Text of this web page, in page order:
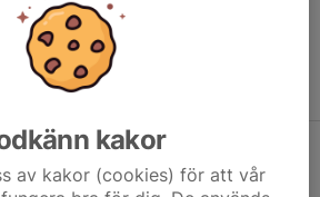
via kontaktperson
Kassör
hemsida: Kassör
kakor
av kakor (cookies) för att vår